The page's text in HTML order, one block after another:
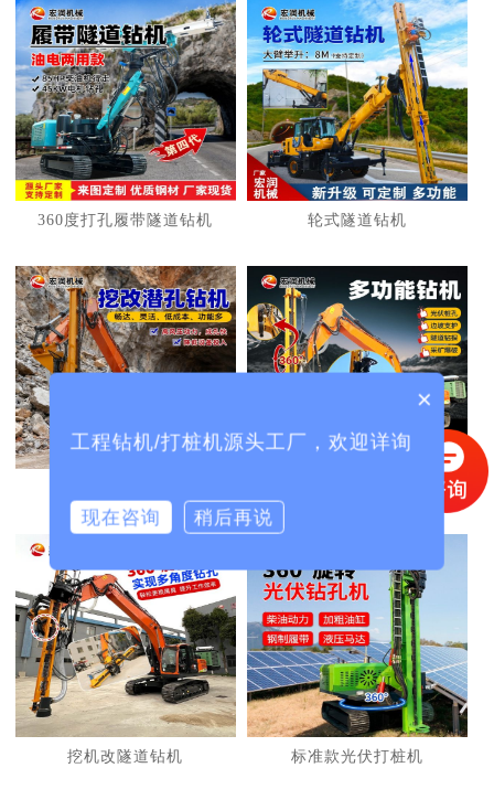
1 2 3
360度打孔履带隧道钻机 轮式隧道钻机
挖机改隧道钻机 标准款光伏打桩机
×
工程钻机/打桩机源头工厂，欢迎详询
现在咨询 稍后再说